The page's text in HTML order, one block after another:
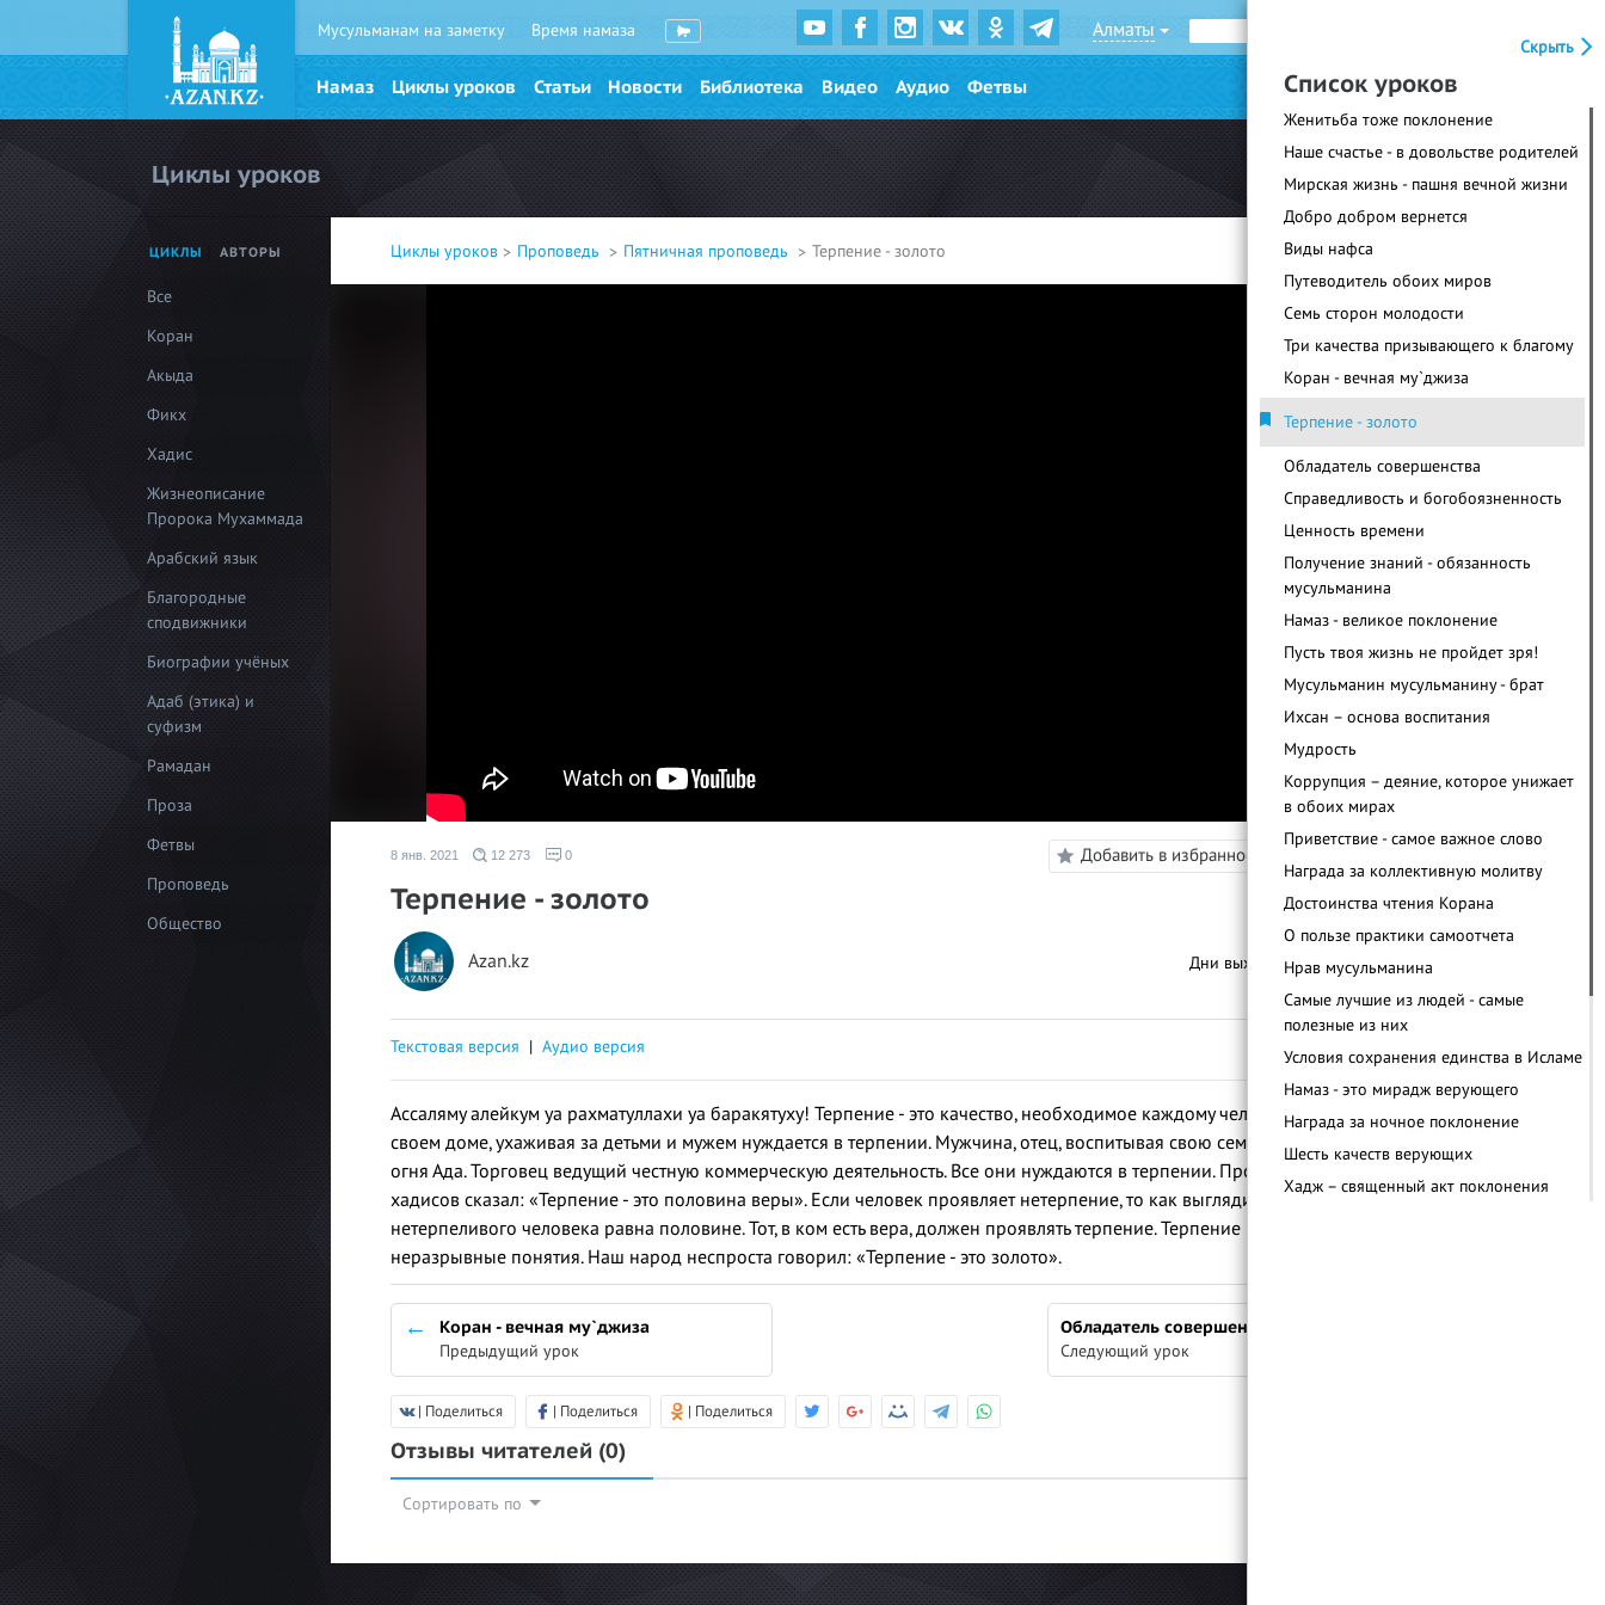
Мусульманам на заметку Время намаза Алматы
Намаз Циклы уроков Статьи Новости Библиотека Видео Аудио Фетвы Войти | Регистрация
Циклы уроков
ЦИКЛЫ АВТОРЫ
Все
Коран
Акыда
Фикх
Хадис
Жизнеописание
Пророка Мухаммада
Арабский язык
Благородные
сподвижники
Биографии учёных
Адаб (этика) и
суфизм
Рамадан
Проза
Фетвы
Проповедь
Общество
Циклы уроков Проповедь Пятничная проповедь Терпение - золото
8 янв. 2021 12 273 0 Добавить в избранное
Терпение - золото
Azan.kz Дни выхода уроков: Пятница
Текстовая версия | Аудио версия
Ассаляму алейкум уа рахматуллахи уа баракятуху! Терпение - это качество, необходимое каждому человеку. Женщина в
своем доме, ухаживая за детьми и мужем нуждается в терпении. Мужчина, отец, воспитывая свою семью и спасая их от
огня Ада. Торговец ведущий честную коммерческую деятельность. Все они нуждаются в терпении. Пророк ﷺ в одном из
хадисов сказал: «Терпение - это половина веры». Если человек проявляет нетерпение, то как выглядит его вера? Вера
нетерпеливого человека равна половине. Тот, в ком есть вера, должен проявлять терпение. Терпение и вера -
неразрывные понятия. Наш народ неспроста говорил: «Терпение - это золото».
Коран - вечная му`джиза
Предыдущий урок
Обладатель совершенства
Следующий урок
| Поделиться | Поделиться | Поделиться
Отзывы читателей (0)
Сортировать по
Скрыть
Список уроков
Женитьба тоже поклонение
Наше счастье - в довольстве родителей
Мирская жизнь - пашня вечной жизни
Добро добром вернется
Виды нафса
Путеводитель обоих миров
Семь сторон молодости
Три качества призывающего к благому
Коран - вечная му`джиза
Терпение - золото
Обладатель совершенства
Справедливость и богобоязненность
Ценность времени
Получение знаний - обязанность
мусульманина
Намаз - великое поклонение
Пусть твоя жизнь не пройдет зря!
Мусульманин мусульманину - брат
Ихсан – основа воспитания
Мудрость
Коррупция – деяние, которое унижает
в обоих мирах
Приветствие - самое важное слово
Награда за коллективную молитву
Достоинства чтения Корана
О пользе практики самоотчета
Нрав мусульманина
Самые лучшие из людей - самые
полезные из них
Условия сохранения единства в Исламе
Намаз - это мирадж верующего
Награда за ночное поклонение
Шесть качеств верующих
Хадж – священный акт поклонения